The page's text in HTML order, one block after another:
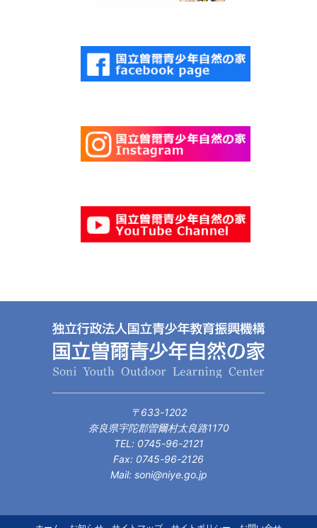
〒633-1202
奈良県宇陀郡曽爾村太良路1170
TEL: 0745-96-2121
Fax: 0745-96-2126
Mail: soni@niye.go.jp